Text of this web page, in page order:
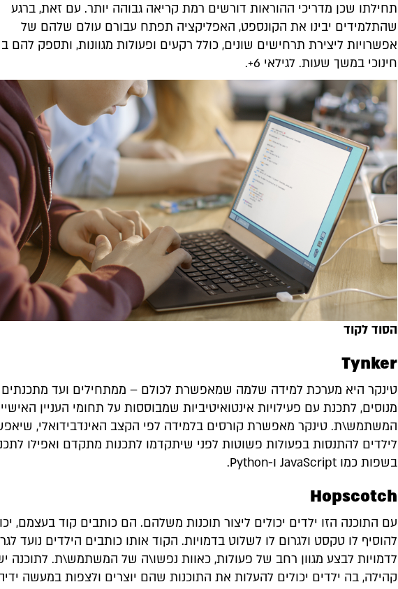
תחילתו שכן מדריכי ההוראות דורשים רמת קריאה גבוהה יותר. עם זאת, ברגע
שהתלמידים יבינו את הקונספט, האפליקציה תפתח עבורם עולם שלהם של
אפשרויות ליצירת תרחישים שונים, כולל רקעים ופעולות מגוונות, ותספק להם
חינוכי במשך שעות. לגילאי 6+.
הסוד לקוד
Tynker
טינקר היא מערכת למידה שלמה שמאפשרת לכולם – ממתחילים ועד מתכנתים
מנוסים, לתכנת עם פעילויות אינטואיטיביות שמבוססות על תחומי העניין
המשתמש\ת. טינקר מאפשרת קורסים בלמידה לפי הקצב האינדבידואלי,
לילדים להתנסות בפעולות פשוטות לפני שיתקדמו לתכנות מתקדם ואפילו
בשפות כמו JavaScript ו-Python.
Hopscotch
עם התוכנה הזו ילדים יכולים ליצור תוכנות משלהם. הם כותבים קוד בעצמם,
להוסיף לו טקסט ולגרום לו לשלוט בדמויות. הקוד אותו כותבים הילדים נועד
לדמויות לבצע מגוון רחב של פעולות, כאוות נפשו\ה של המשתמש\ת. לתוכנה
קהילה, בה ילדים יכולים להעלות את התוכנות שהם יוצרים ולצפות במעשה